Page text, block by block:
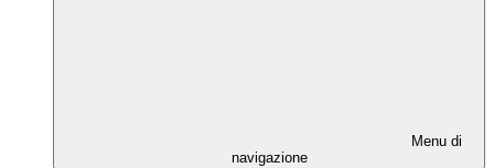
Menu di
navigazione